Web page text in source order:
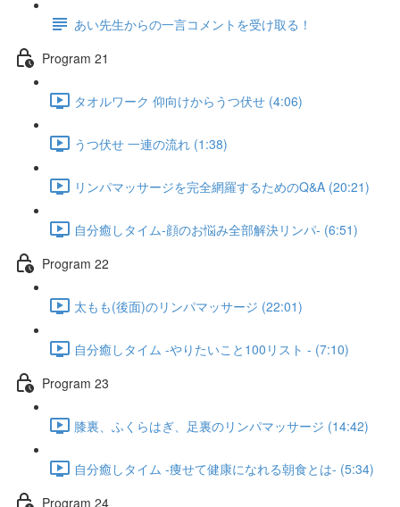
あい先生からの一言コメントを受け取る！
Program 21
タオルワーク 仰向けからうつ伏せ (4:06)
うつ伏せ 一連の流れ (1:38)
リンパマッサージを完全網羅するためのQ&A (20:21)
自分癒しタイム-顔のお悩み全部解決リンパ- (6:51)
Program 22
太もも(後面)のリンパマッサージ (22:01)
自分癒しタイム -やりたいこと100リスト - (7:10)
Program 23
膝裏、ふくらはぎ、足裏のリンパマッサージ (14:42)
自分癒しタイム -痩せて健康になれる朝食とは- (5:34)
Program 24​